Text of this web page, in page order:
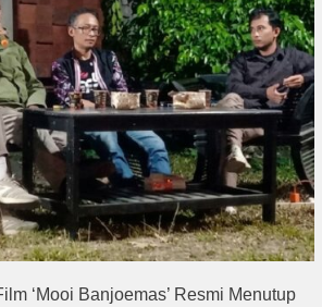
‘Mooi Banjoemas’ Resmi Menutup